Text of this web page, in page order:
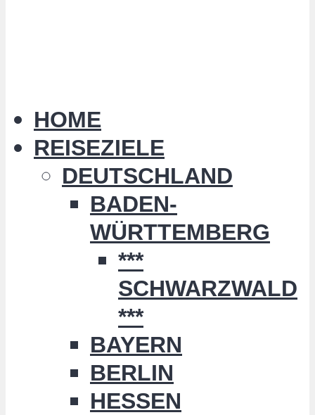
HOME
REISEZIELE
DEUTSCHLAND
BADEN-
WÜRTTEMBERG
***
SCHWARZWALD
***
BAYERN
BERLIN
HESSEN